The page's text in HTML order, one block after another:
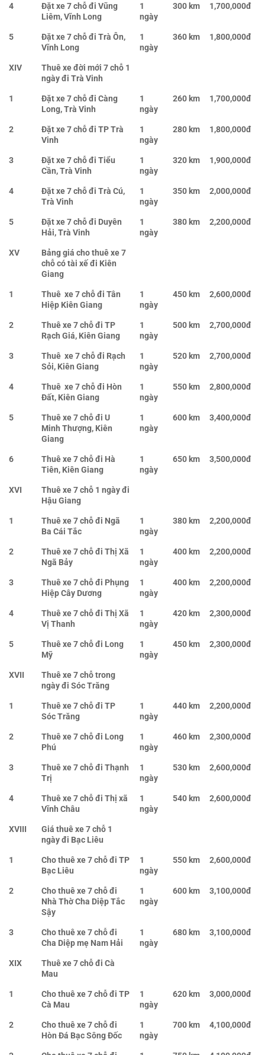
4
Đặt xe 7 chỗ đi Vũng
Liêm, Vĩnh Long
1
ngày
300 km 1,700,000đ
5
Đặt xe 7 chỗ đi Trà Ôn,
Vĩnh Long
1
ngày
360 km 1,800,000đ
XIV
Thuê xe đời mới 7 chỗ 1
ngày đi Trà Vinh
1
Đặt xe 7 chỗ đi Càng
Long, Trà Vinh
1
ngày
260 km 1,700,000đ
2
Đặt xe 7 chỗ đi TP Trà
Vinh
1
ngày
280 km 1,800,000đ
3
Đặt xe 7 chỗ đi Tiểu
Cần, Trà Vinh
1
ngày
320 km 1,900,000đ
4
Đặt xe 7 chỗ đi Trà Cú,
Trà Vinh
1
ngày
350 km 2,000,000đ
5
Đặt xe 7 chỗ đi Duyên
Hải, Trà Vinh
1
ngày
380 km 2,200,000đ
XV
Bảng giá cho thuê xe 7
chỗ có tài xế đi Kiên
Giang
1
Thuê xe 7 chỗ đi Tân
Hiệp Kiên Giang
1
ngày
450 km 2,600,000đ
2
Thuê xe 7 chỗ đi TP
Rạch Giá, Kiên Giang
1
ngày
500 km 2,700,000đ
3
Thuê xe 7 chỗ đi Rạch
Sỏi, Kiên Giang
1
ngày
520 km 2,700,000đ
4
Thuê xe 7 chỗ đi Hòn
Đất, Kiên Giang
1
ngày
550 km 2,800,000đ
5
Thuê xe 7 chỗ đi U
Minh Thượng, Kiên
Giang
1
ngày
600 km 3,400,000đ
6
Thuê xe 7 chỗ đi Hà
Tiên, Kiên Giang
1
ngày
650 km 3,500,000đ
XVI
Thuê xe 7 chỗ 1 ngày đi
Hậu Giang
1
Thuê xe 7 chỗ đi Ngã
Ba Cái Tắc
1
ngày
380 km 2,200,000đ
2
Thuê xe 7 chỗ đi Thị Xã
Ngã Bảy
1
ngày
400 km 2,200,000đ
3
Thuê xe 7 chỗ đi Phụng
Hiệp Cây Dương
1
ngày
400 km 2,200,000đ
4
Thuê xe 7 chỗ đi Thị Xã
Vị Thanh
1
ngày
420 km 2,300,000đ
5
Thuê xe 7 chỗ đi Long
Mỹ
1
ngày
450 km 2,300,000đ
XVII
Thuê xe 7 chỗ trong
ngày đi Sóc Trăng
1
Thuê xe 7 chỗ đi TP
Sóc Trăng
1
ngày
440 km 2,200,000đ
2
Thuê xe 7 chỗ đi Long
Phú
1
ngày
460 km 2,300,000đ
3
Thuê xe 7 chỗ đi Thạnh
Trị
1
ngày
530 km 2,600,000đ
4
Thuê xe 7 chỗ đi Thị xã
Vĩnh Châu
1
ngày
540 km 2,600,000đ
XVIII
Giá thuê xe 7 chỗ 1
ngày đi Bạc Liêu
1
Cho thuê xe 7 chỗ đi TP
Bạc Liêu
1
ngày
550 km 2,600,000đ
2
Cho thuê xe 7 chỗ đi
Nhà Thờ Cha Diệp Tắc
Sậy
1
ngày
600 km 3,100,000đ
3
Cho thuê xe 7 chỗ đi
Cha Diệp mẹ Nam Hải
1
ngày
680 km 3,100,000đ
XIX
Thuê xe 7 chỗ đi Cà
Mau
1
Cho thuê xe 7 chỗ đi TP
Cà Mau
1
ngày
620 km 3,000,000đ
2
Cho thuê xe 7 chỗ đi
Hòn Đá Bạc Sông Đốc
1
ngày
700 km 4,100,000đ